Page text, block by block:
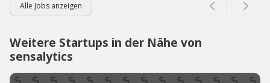
Alle Jobs anzeigen
Weitere Startups in der Nähe von
sensalytics